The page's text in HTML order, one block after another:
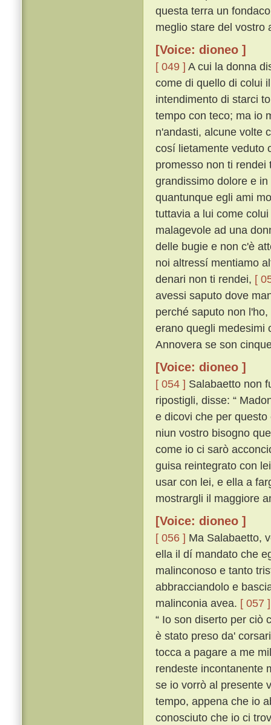
questa terra un
meglio stare del vostro
[Voice: dioneo ]
[ 049 ] A cui la donna
come di quello di colui
intendimento di starci
tempo con teco; ma io
n'andasti, alcune volte
cosí lietamente veduto
promesso non ti
grandissimo dolore e
quantunque egli ami
tuttavia a lui come
malagevole ad una
delle bugie e non c'è
noi altressí mentiamo
denari non ti rendei, [
avessi saputo dove
perché saputo non
erano quegli medesimi
Annovera se son
[Voice: dioneo ]
[ 054 ] Salabaetto non
ripostigli, disse: “
e dicovi che per
niun vostro bisogno
come io ci sarò
guisa reintegrato con
usar con lei, e ella a
mostrargli il maggiore
[Voice: dioneo ]
[ 056 ] Ma Salabaetto,
ella il dí mandato che
malinconoso e tanto
abbracciandolo e
malinconia avea. [ 057 ]
“ Io son diserto per ciò
è stato preso da'
tocca a pagare a me
rendeste incontanente
se io vorrò al presente
tempo, appena che io
conosciuto che io ci